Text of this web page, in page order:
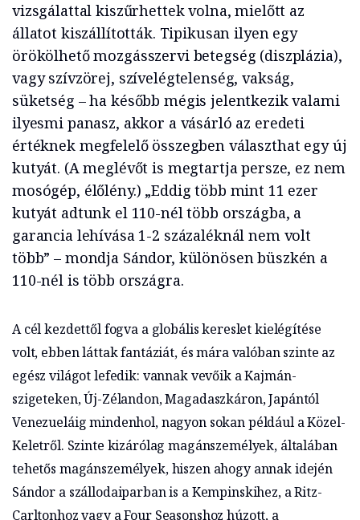
vizsgálattal kiszűrhettek volna, mielőtt az
állatot kiszállították. Tipikusan ilyen egy
örökölhető mozgásszervi betegség (diszplázia),
vagy szívzörej, szívelégtelenség, vakság,
süketség – ha később mégis jelentkezik valami
ilyesmi panasz, akkor a vásárló az eredeti
értéknek megfelelő összegben választhat egy új
kutyát. (A meglévőt is megtartja persze, ez nem
mosógép, élőlény.) „Eddig több mint 11 ezer
kutyát adtunk el 110-nél több országba, a
garancia lehívása 1-2 százaléknál nem volt
több” – mondja Sándor, különösen büszkén a
110-nél is több országra.
A cél kezdettől fogva a globális kereslet kielégítése
volt, ebben láttak fantáziát, és mára valóban szinte az
egész világot lefedik: vannak vevőik a Kajmán-
szigeteken, Új-Zélandon, Magadaszkáron, Japántól
Venezueláig mindenhol, nagyon sokan például a Közel-
Keletről. Szinte kizárólag magánszemélyek, általában
tehetős magánszemélyek, hiszen ahogy annak idején
Sándor a szállodaiparban is a Kempinskihez, a Ritz-
Carltonhoz vagy a Four Seasonshoz húzott, a